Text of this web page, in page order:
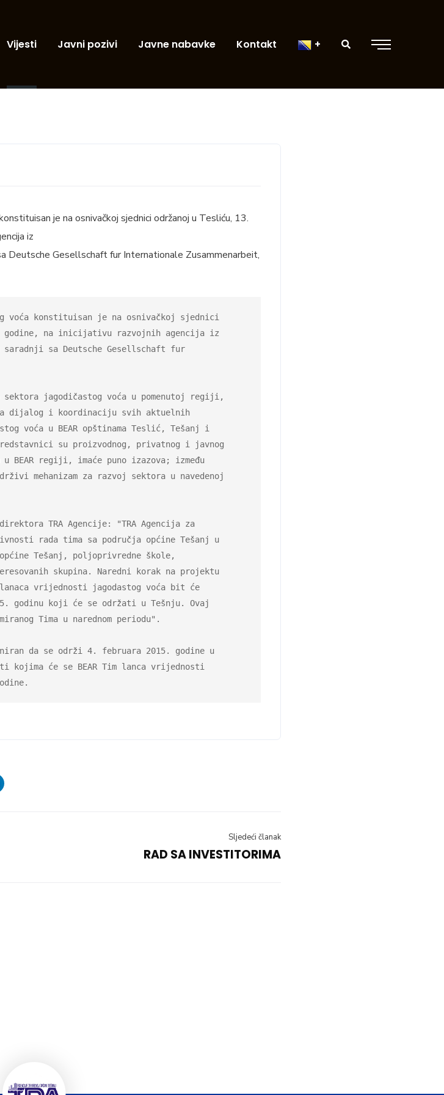
Vijesti Javni pozivi Javne nabavke Kontakt
je na osnivačkoj sjednici održanoj u Tesliću, 13.
iz
Deutsche Gesellschaft fur Internationale Zusammenarbeit,
godine, na inicijativu razvojnih agencija iz
sa Deutsche Gesellschaft fur
dijalog i koordinaciju svih aktuelnih
voća u BEAR opštinama Teslić, Tešanj i
su proizvodnog, privatnog i javnog
u BEAR regiji, imaće puno izazova; između
mehanizam za razvoj sektora u navedenoj
TRA Agencije: "TRA Agencija za
rada tima sa područja općine Tešanj u
Tešanj, poljoprivredne škole,
skupina. Naredni korak na projektu
vrijednosti jagodastog voća bit će
godinu koji će se održati u Tešnju. Ovaj
Tima u narednom periodu".
da se održi 4. februara 2015. godine u
kojima će se BEAR Tim lanca vrijednosti
Sljedeći članak
RAD SA INVESTITORIMA